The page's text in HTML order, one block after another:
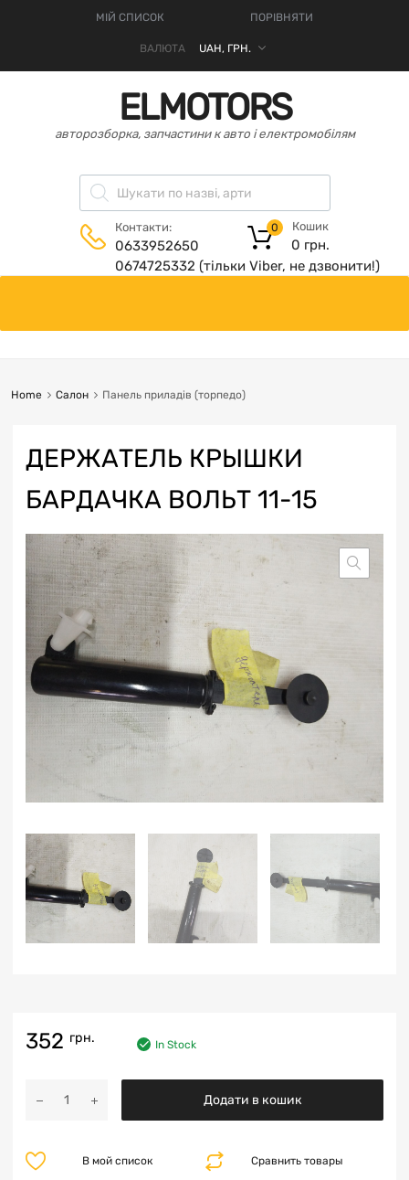
МІЙ СПИСОК ПОРІВНЯТИ
ВАЛЮТА
ELMOTORS
авторозборка, запчастини к авто і електромобілям
Контакти:
0633952650
0674725332 (тільки Viber, не дзвонити!)
Кошик
0 грн.
0
Home Салон Панель приладів (торпедо)
ДЕРЖАТЕЛЬ КРЫШКИ
БАРДАЧКА ВОЛЬТ 11-15
352 грн. In Stock
Додати в кошик
Сравнить товары
В мой список